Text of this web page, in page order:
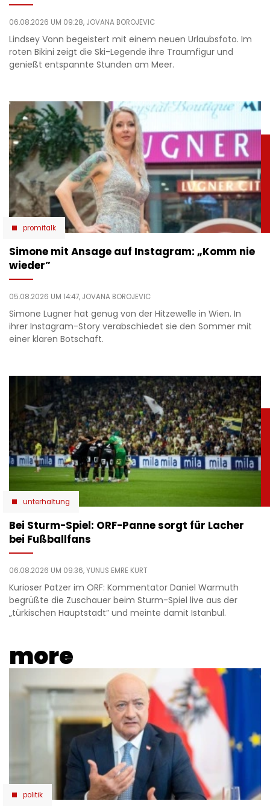
06.08.2026 UM 09:28, JOVANA BOROJEVIC
Lindsey Vonn begeistert mit einem neuen Urlaubsfoto. Im
roten Bikini zeigt die Ski-Legende ihre Traumfigur und
genießt entspannte Stunden am Meer.
promitalk
Simone mit Ansage auf Instagram: „Komm nie
wieder”
05.08.2026 UM 14:47, JOVANA BOROJEVIC
Simone Lugner hat genug von der Hitzewelle in Wien. In
ihrer Instagram-Story verabschiedet sie den Sommer mit
einer klaren Botschaft.
unterhaltung
Bei Sturm-Spiel: ORF-Panne sorgt für Lacher
bei Fußballfans
06.08.2026 UM 09:36,YUNUS EMRE KURT
Kurioser Patzer im ORF: Kommentator Daniel Warmuth
begrüßte die Zuschauer beim Sturm-Spiel live aus der
„türkischen Hauptstadt” und meinte damit Istanbul.
more
politik